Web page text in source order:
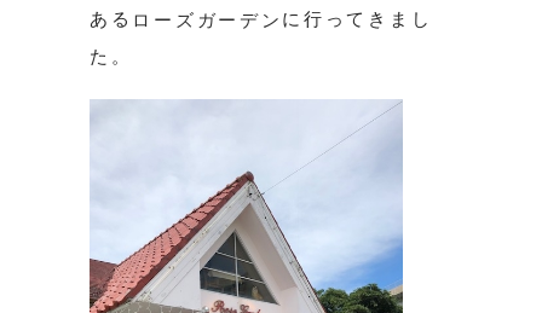
ある ローズガーデン に行ってきまし
た。